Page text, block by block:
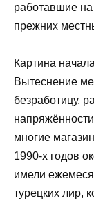
работавшие
прежних
Картина
Вытеснение
безработицу,
многие
1990-х годов
имели
турецких лир,